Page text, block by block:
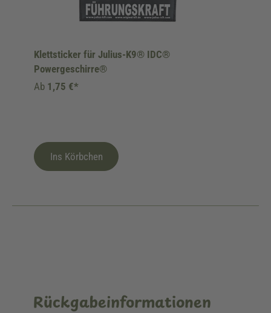
Klettsticker für Julius-K9® IDC®
Powergeschirre®
Ab 1,75 €*
Ins Körbchen
Rückgabeinformationen